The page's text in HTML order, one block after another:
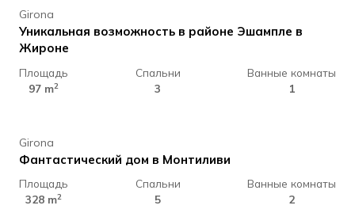
Girona
Уникальная возможность в районе Эшампле в
Жироне
Площадь
97 m2
Спальни
3
Ванные комнаты
1
1.100.000 €
Girona
Фантастический дом в Монтиливи
Площадь
328 m2
Спальни
5
Ванные комнаты
2
310.000 €